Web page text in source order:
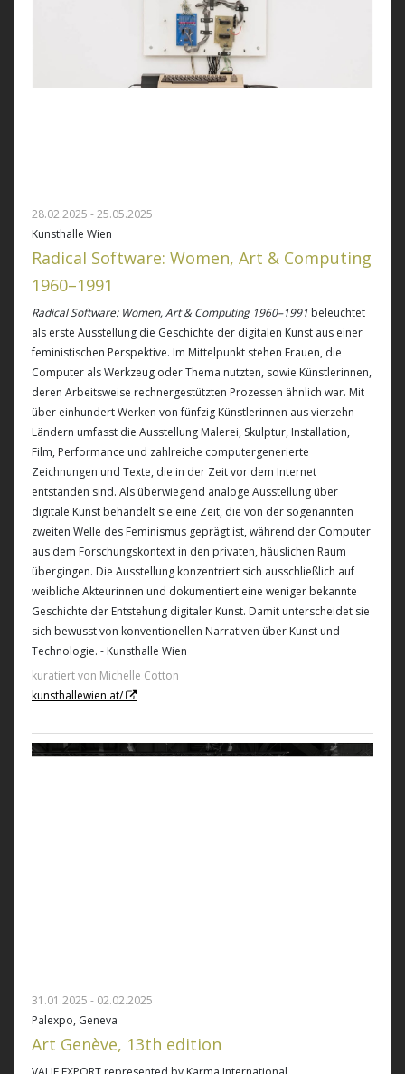
28.02.2025 - 25.05.2025
Kunsthalle Wien
Radical Software: Women, Art & Computing
1960–1991
Radical Software: Women, Art & Computing 1960–1991 beleuchtet
als erste Ausstellung die Geschichte der digitalen Kunst aus einer
feministischen Perspektive. Im Mittelpunkt stehen Frauen, die
Computer als Werkzeug oder Thema nutzten, sowie Künstlerinnen,
deren Arbeitsweise rechnergestützten Prozessen ähnlich war. Mit
über einhundert Werken von fünfzig Künstlerinnen aus vierzehn
Ländern umfasst die Ausstellung Malerei, Skulptur, Installation,
Film, Performance und zahlreiche computergenerierte
Zeichnungen und Texte, die in der Zeit vor dem Internet
entstanden sind. Als überwiegend analoge Ausstellung über
digitale Kunst behandelt sie eine Zeit, die von der sogenannten
zweiten Welle des Feminismus geprägt ist, während der Computer
aus dem Forschungskontext in den privaten, häuslichen Raum
übergingen. Die Ausstellung konzentriert sich ausschließlich auf
weibliche Akteurinnen und dokumentiert eine weniger bekannte
Geschichte der Entstehung digitaler Kunst. Damit unterscheidet sie
sich bewusst von konventionellen Narrativen über Kunst und
Technologie. - Kunsthalle Wien
kuratiert von Michelle Cotton
kunsthallewien.at/
31.01.2025 - 02.02.2025
Palexpo, Geneva
Art Genève, 13th edition